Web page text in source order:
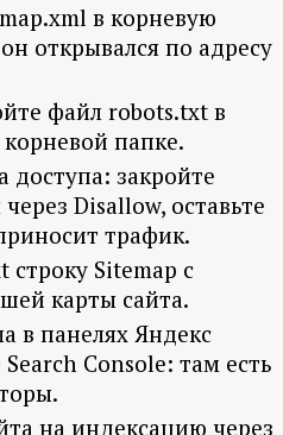
в корневую
открывался по адресу
файл robots.txt в
папке.
закройте
Disallow, оставьте
трафик.
строку Sitemap с
карты сайта.
в панелях Яндекс
Console: там есть
на индексацию через